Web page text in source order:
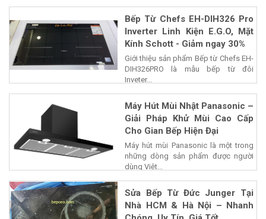
nguồn,...
Bếp Từ Chefs EH-DIH326 Pro
Inverter Linh Kiện E.G.O, Mặt
Kính Schott - Giảm ngay 30%
Giới thiệu sản phẩm Bếp từ Chefs EH-
DIH326PRO là mẫu bếp từ đôi
Inveter...
Máy Hút Mùi Nhật Panasonic –
Giải Pháp Khử Mùi Cao Cấp
Cho Gian Bếp Hiện Đại
Máy hút mùi Panasonic là một trong
những dòng sản phẩm được người
dùng Việt...
Sửa Bếp Từ Đức Junger Tại
Nhà HCM & Hà Nội – Nhanh